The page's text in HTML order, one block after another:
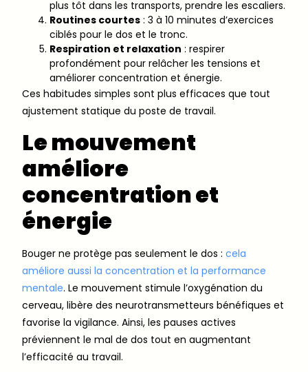
plus tôt dans les transports, prendre les escaliers.
Routines courtes : 3 à 10 minutes d’exercices
ciblés pour le dos et le tronc.
Respiration et relaxation : respirer
profondément pour relâcher les tensions et
améliorer concentration et énergie.
Ces habitudes simples sont plus efficaces que tout
ajustement statique du poste de travail.
Le mouvement
améliore
concentration et
énergie
Bouger ne protège pas seulement le dos : cela
améliore aussi la concentration et la performance
mentale. Le mouvement stimule l’oxygénation du
cerveau, libère des neurotransmetteurs bénéfiques et
favorise la vigilance. Ainsi, les pauses actives
préviennent le mal de dos tout en augmentant
l’efficacité au travail.